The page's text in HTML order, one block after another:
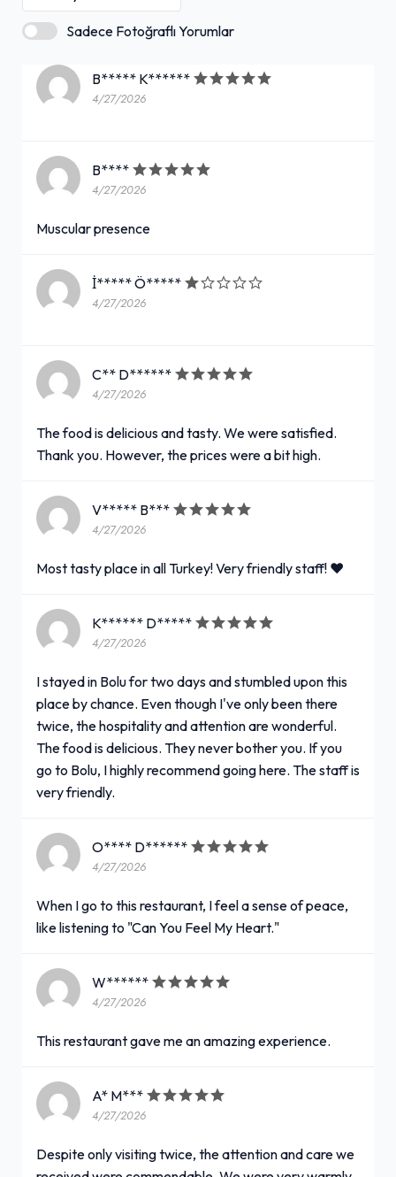
Sadece Fotoğraflı Yorumlar
B***** K******
4/27/2026
B****
4/27/2026
Muscular presence
İ***** Ö*****
4/27/2026
C** D******
4/27/2026
The food is delicious and tasty. We were satisfied.
Thank you. However, the prices were a bit high.
V***** B***
4/27/2026
Most tasty place in all Turkey! Very friendly staff! ❤️
K****** D*****
4/27/2026
I stayed in Bolu for two days and stumbled upon this
place by chance. Even though I've only been there
twice, the hospitality and attention are wonderful.
The food is delicious. They never bother you. If you
go to Bolu, I highly recommend going here. The staff is
very friendly.
O**** D******
4/27/2026
When I go to this restaurant, I feel a sense of peace,
like listening to "Can You Feel My Heart."
W******
4/27/2026
This restaurant gave me an amazing experience.
A* M***
4/27/2026
Despite only visiting twice, the attention and care we